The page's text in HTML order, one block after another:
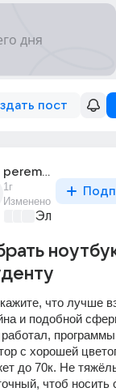
пост
peremogacom
1г
Изменено
что лучше
и подобной
с хорошей
до 70к. Не
чтоб носить